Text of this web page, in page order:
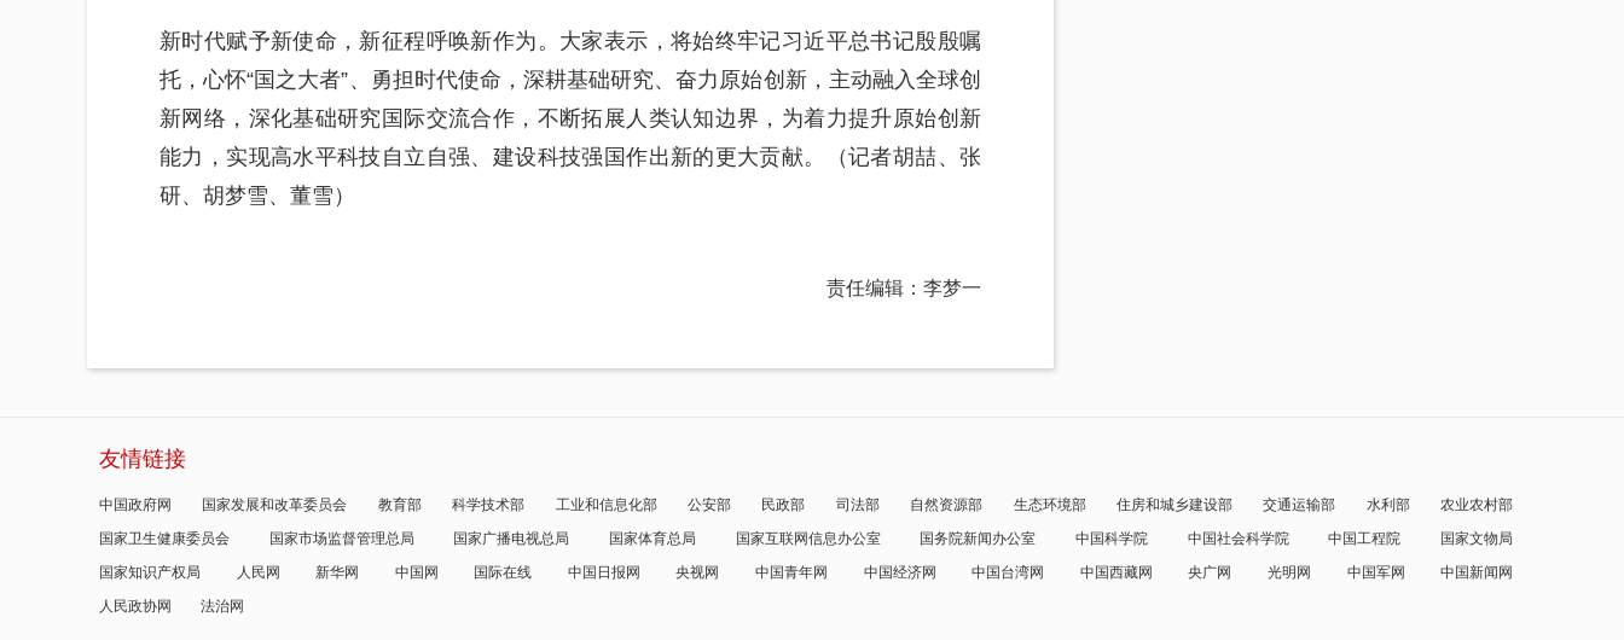
新时代赋予新使命，新征程呼唤新作为。大家表示，将始终牢记习近平总书记殷殷嘱
托，心怀“国之大者”、勇担时代使命，深耕基础研究、奋力原始创新，主动融入全球创
新网络，深化基础研究国际交流合作，不断拓展人类认知边界，为着力提升原始创新
能力，实现高水平科技自立自强、建设科技强国作出新的更大贡献。（记者胡喆、张
研、胡梦雪、董雪）
责任编辑：李梦一
友情链接
中国政府网 国家发展和改革委员会 教育部 科学技术部 工业和信息化部 公安部 民政部 司法部 自然资源部 生态环境部 住房和城乡建设部 交通运输部 水利部
农业农村部
国家卫生健康委员会
国家市场监督管理总局 国家广播电视总局 国家体育总局 国家互联网信息办公室 国务院新闻办公室 中国科学院 中国社会科学院 中国工程院
国家文物局
国家知识产权局
人民网 新华网 中国网 国际在线 中国日报网 央视网 中国青年网 中国经济网 中国台湾网 中国西藏网 央广网 光明网 中国军网
中国新闻网
人民政协网
法治网